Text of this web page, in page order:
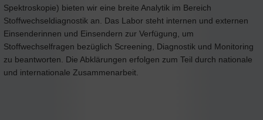
Spektroskopie) bieten wir eine breite Analytik im Bereich
Stoffwechseldiagnostik an. Das Labor steht internen und externen
Einsenderinnen und Einsendern zur Verfügung, um
Stoffwechselfragen bezüglich Screening, Diagnostik und Monitoring
zu beantworten. Die Abklärungen erfolgen zum Teil durch nationale
und internationale Zusammenarbeit.